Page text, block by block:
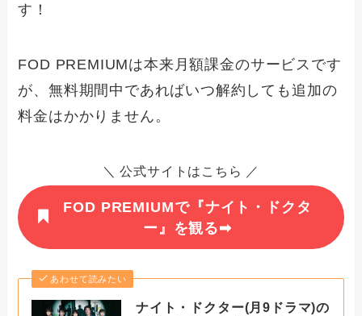
す！
FOD PREMIUMは本来月額課金のサービスです
が、無料期間中であればいつ解約しても追加の
料金はかかりません。
＼ 公式サイトはこちら ／
FOD PREMIUMで『ナイト・ドクタ
ー』を観る➡
あわせて読みたい
ナイト・ドクター(月9ドラマ)の